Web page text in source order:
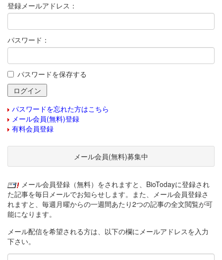
登録メールアドレス：
パスワード：
パスワードを保存する
パスワードを忘れた方はこちら
メール会員(無料)登録
有料会員登録
メール会員(無料)募集中
メール会員登録（無料）をされますと、BioTodayに登録され
た記事を毎日メールでお知らせします。また、メール会員登録さ
れますと、毎週月曜からの一週間あたり2つの記事の全文閲覧が可
能になります。
メール配信を希望される方は、以下の欄にメールアドレスを入力
下さい。